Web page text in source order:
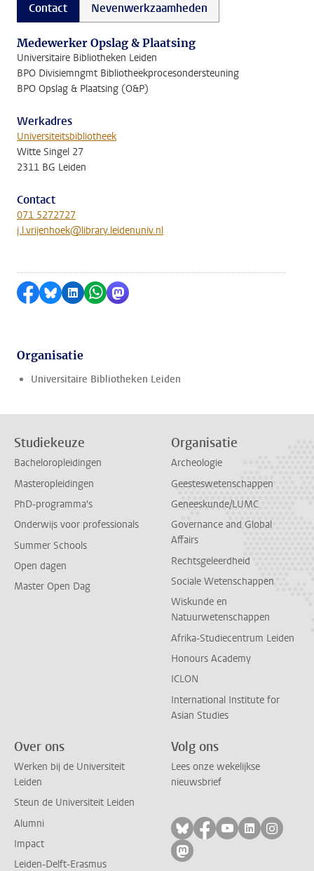
Contact Nevenwerkzaamheden
Medewerker Opslag & Plaatsing
Universitaire Bibliotheken Leiden
BPO Divisiemngmt Bibliotheekprocesondersteuning
BPO Opslag & Plaatsing (O&P)
Werkadres
Universiteitsbibliotheek
Witte Singel 27
2311 BG Leiden
Contact
071 5272727
j.l.vrijenhoek@library.leidenuniv.nl
Delen op Facebook
Delen via Bluesky
Delen op LinkedIn
Delen via WhatsApp
Delen via Mastodon
Organisatie
Universitaire Bibliotheken Leiden
Studiekeuze
Bacheloropleidingen
Masteropleidingen
PhD-programma's
Onderwijs voor professionals
Summer Schools
Open dagen
Master Open Dag
Organisatie
Archeologie
Geesteswetenschappen
Geneeskunde/LUMC
Governance and Global
Affairs
Rechtsgeleerdheid
Sociale Wetenschappen
Wiskunde en
Natuurwetenschappen
Afrika-Studiecentrum Leiden
Honours Academy
ICLON
International Institute for
Asian Studies
Over ons
Werken bij de Universiteit
Leiden
Steun de Universiteit Leiden
Alumni
Impact
Leiden-Delft-Erasmus
Volg ons
Lees onze wekelijkse
nieuwsbrief
Volg ons op bluesky
Volg ons op
Volg ons op
Volg ons
Volg
Volg ons op mastodon